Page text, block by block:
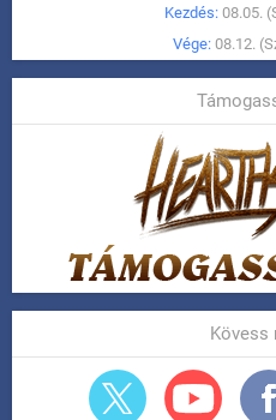
Kezdés: 08.05.
Vége: 08.12.
Kövess